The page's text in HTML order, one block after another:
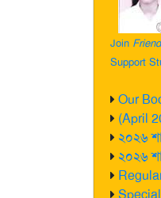
Join
Support
Our
(April
২০২৬
২০২৬